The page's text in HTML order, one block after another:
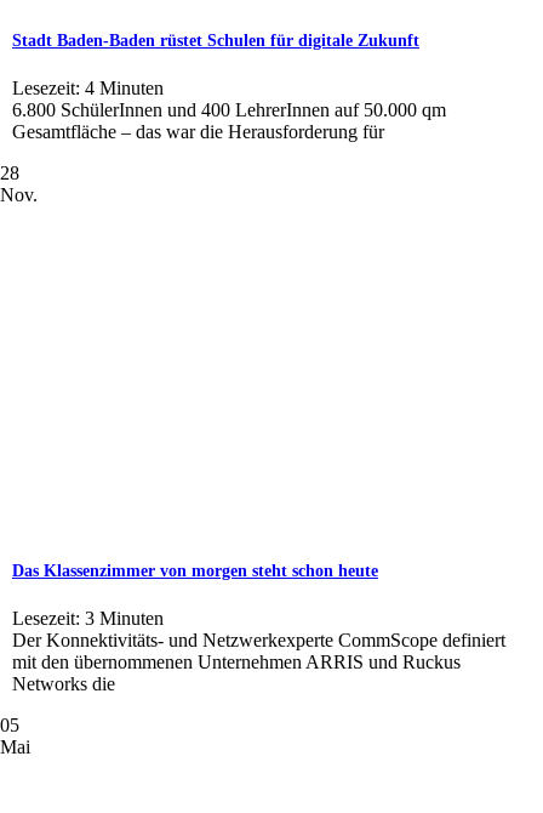
Stadt Baden-Baden rüstet Schulen für digitale Zukunft
Lesezeit: 4 Minuten
6.800 SchülerInnen und 400 LehrerInnen auf 50.000 qm
Gesamtfläche – das war die Herausforderung für
28
Nov.
Das Klassenzimmer von morgen steht schon heute
Lesezeit: 3 Minuten
Der Konnektivitäts- und Netzwerkexperte CommScope definiert
mit den übernommenen Unternehmen ARRIS und Ruckus
Networks die
05
Mai